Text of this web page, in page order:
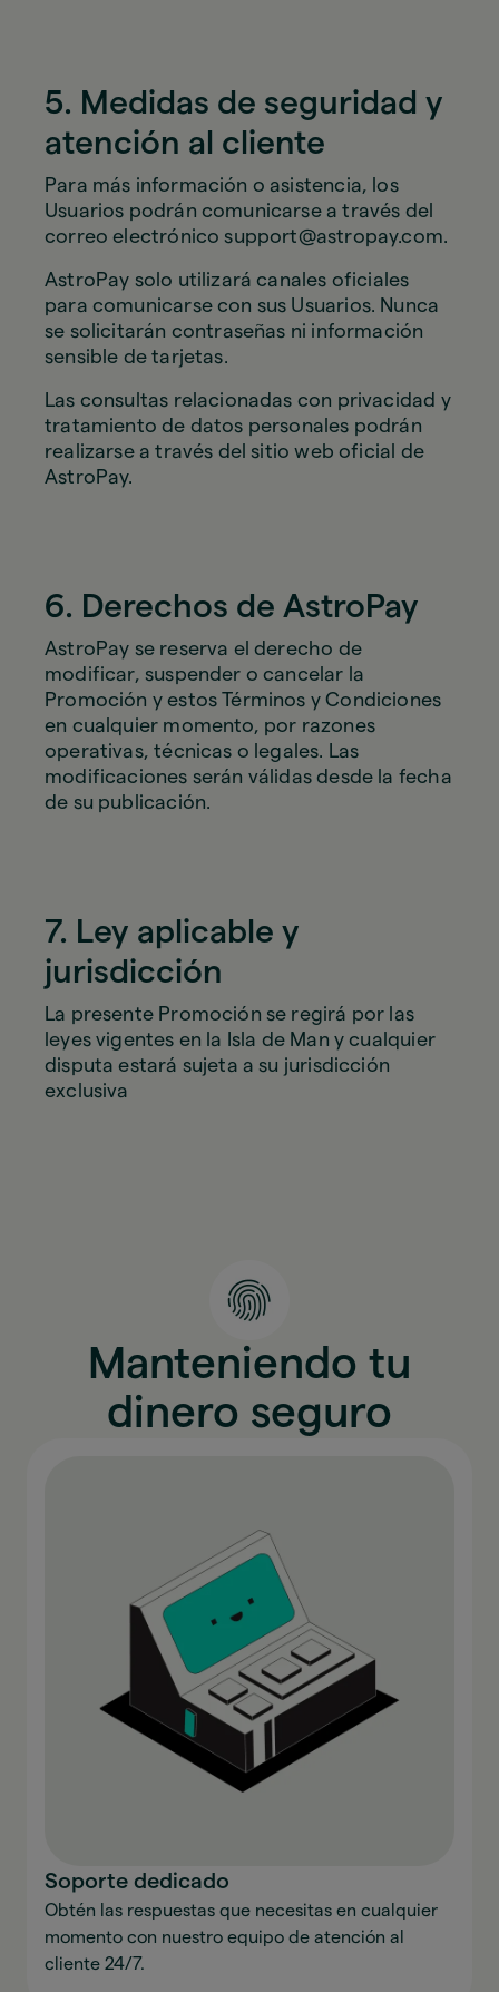
5. Medidas de seguridad y
atención al cliente
Para más información o asistencia, los
Usuarios podrán comunicarse a través del
correo electrónico support@astropay.com.
AstroPay solo utilizará canales oficiales
para comunicarse con sus Usuarios. Nunca
se solicitarán contraseñas ni información
sensible de tarjetas.
Las consultas relacionadas con privacidad y
tratamiento de datos personales podrán
realizarse a través del sitio web oficial de
AstroPay.
6. Derechos de AstroPay
AstroPay se reserva el derecho de
modificar, suspender o cancelar la
Promoción y estos Términos y Condiciones
en cualquier momento, por razones
operativas, técnicas o legales. Las
modificaciones serán válidas desde la fecha
de su publicación.
7. Ley aplicable y
jurisdicción
La presente Promoción se regirá por las
leyes vigentes en la Isla de Man y cualquier
disputa estará sujeta a su jurisdicción
exclusiva
Manteniendo tu
dinero seguro
Soporte dedicado
Obtén las respuestas que necesitas en cualquier
momento con nuestro equipo de atención al
cliente 24/7.